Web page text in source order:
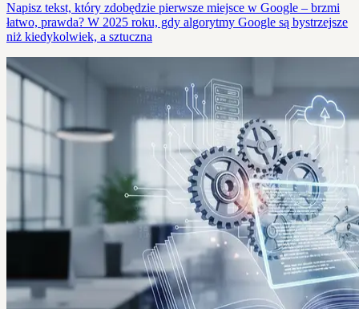
Napisz tekst, który zdobędzie pierwsze miejsce w Google – brzmi
łatwo, prawda? W 2025 roku, gdy algorytmy Google są bystrzejsze
niż kiedykolwiek, a sztuczna